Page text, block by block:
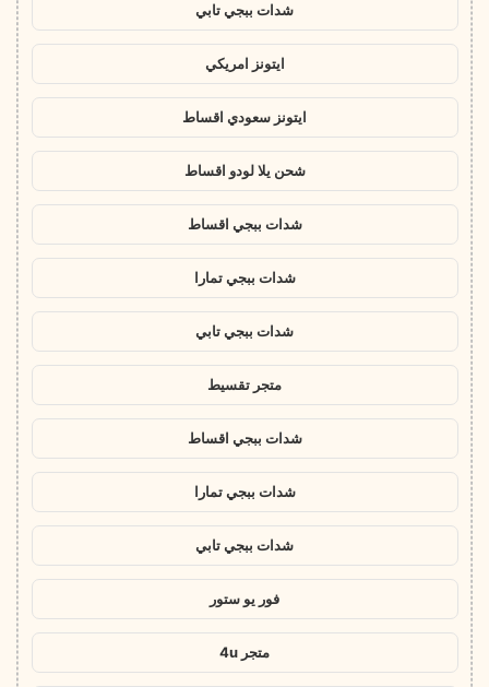
شدات ببجي تابي
ايتونز امريكي
ايتونز سعودي اقساط
شحن يلا لودو اقساط
شدات ببجي اقساط
شدات ببجي تمارا
شدات ببجي تابي
متجر تقسيط
شدات ببجي اقساط
شدات ببجي تمارا
شدات ببجي تابي
فور يو ستور
متجر 4u